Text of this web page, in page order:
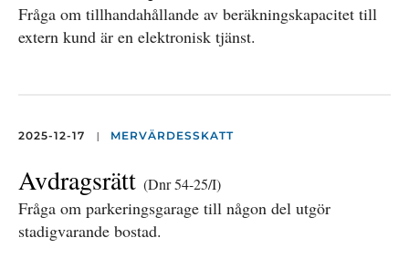
Fråga om tillhandahållande av beräkningskapacitet till
extern kund är en elektronisk tjänst.
2025-12-17 | MERVÄRDESSKATT
Avdragsrätt (Dnr 54-25/I)
Fråga om parkeringsgarage till någon del utgör
stadigvarande bostad.